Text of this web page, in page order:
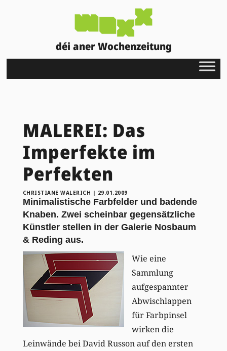
déi aner Wochenzeitung
MALEREI: Das
Imperfekte im
Perfekten
CHRISTIANE WALERICH | 29.01.2009
Minimalistische Farbfelder und badende
Knaben. Zwei scheinbar gegensätzliche
Künstler stellen in der Galerie Nosbaum
& Reding aus.
Wie eine
Sammlung
aufgespannter
Abwischlappen
für Farbpinsel
wirken die
Leinwände bei David Russon auf den ersten